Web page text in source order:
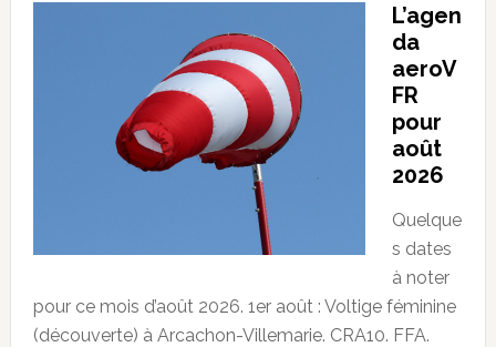
L’agen
da
aeroV
FR
pour
août
2026
Quelque
s dates
à noter
pour ce mois d’août 2026. 1er août : Voltige féminine
(découverte) à Arcachon-Villemarie. CRA10. FFA.